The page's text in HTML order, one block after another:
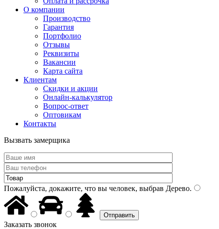
О компании
Производство
Гарантия
Портфолио
Отзывы
Реквизиты
Вакансии
Карта сайта
Клиентам
Скидки и акции
Онлайн-калькулятор
Вопрос-ответ
Оптовикам
Контакты
Вызвать замерщика
Пожалуйста, докажите, что вы человек, выбрав Дерево.
Заказать звонок